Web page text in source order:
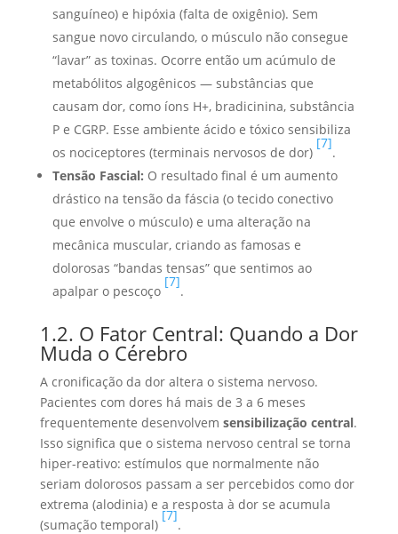
sanguíneo) e hipóxia (falta de oxigênio). Sem
sangue novo circulando, o músculo não consegue
“lavar” as toxinas. Ocorre então um acúmulo de
metabólitos algogênicos — substâncias que
causam dor, como íons H+, bradicinina, substância
P e CGRP. Esse ambiente ácido e tóxico sensibiliza
os nociceptores (terminais nervosos de dor)
[7]
.
Tensão Fascial: O resultado final é um aumento
drástico na tensão da fáscia (o tecido conectivo
que envolve o músculo) e uma alteração na
mecânica muscular, criando as famosas e
dolorosas “bandas tensas” que sentimos ao
apalpar o pescoço
[7]
.
1.2. O Fator Central: Quando a Dor
Muda o Cérebro
A cronificação da dor altera o sistema nervoso.
Pacientes com dores há mais de 3 a 6 meses
frequentemente desenvolvem sensibilização central.
Isso significa que o sistema nervoso central se torna
hiper-reativo: estímulos que normalmente não
seriam dolorosos passam a ser percebidos como dor
extrema (alodinia) e a resposta à dor se acumula
(sumação temporal)
[7]
.